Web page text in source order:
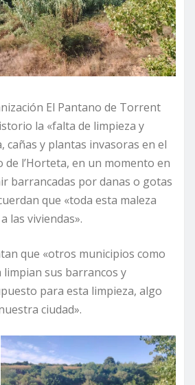
El Pantano de Torrent
la «falta de limpieza y
cañas y plantas invasoras en el
de l’Horteta, en un momento en
barrancadas por danas o gotas
que «toda esta maleza
las viviendas».
que «otros municipios como
limpian sus barrancos y
para esta limpieza, algo
ciudad».